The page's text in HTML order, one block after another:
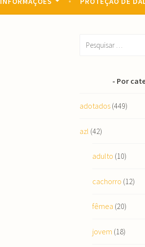
Por
adotados (449)
azl (42)
adulto (10)
cachorro (12)
fêmea (20)
jovem (18)